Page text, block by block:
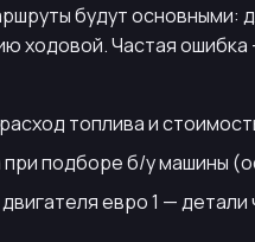
будут
ходовой. Частая
топлива и
при подборе б/у машины
евро 1 —